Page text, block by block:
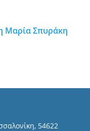
Μαρία Σπυράκη
54622